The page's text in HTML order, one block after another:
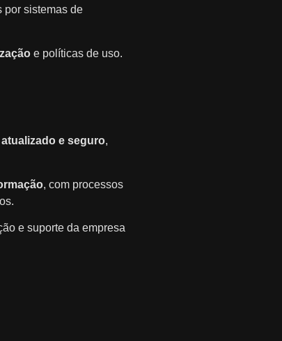
por sistemas de
e políticas de uso.
e seguro,
, com processos
e suporte da empresa